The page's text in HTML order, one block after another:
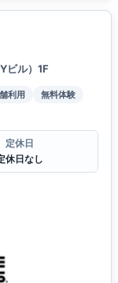
ビル）1F
利用
無料体験
定休日
休日なし